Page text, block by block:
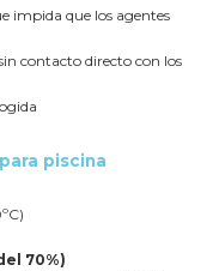
impida que los agentes
contacto directo con los
piscina
70%)